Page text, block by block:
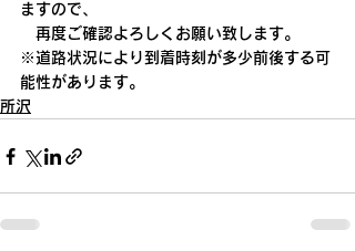
ますので、
再度ご確認よろしくお願い致します。
※道路状況により到着時刻が多少前後する可
能性があります。
所沢